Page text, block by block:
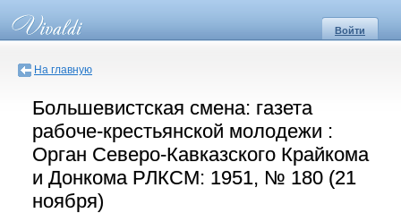
Войти
На главную
Большевистская смена: газета
рабоче-крестьянской молодежи :
Орган Северо-Кавказского Крайкома
и Донкома РЛКСМ: 1951, № 180 (21
ноября)